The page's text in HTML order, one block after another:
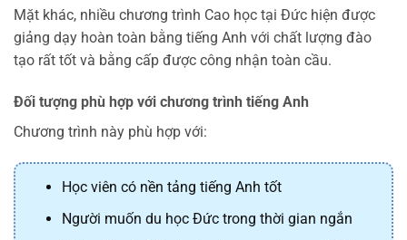
Mặt khác, nhiều chương trình Cao học tại Đức hiện được
giảng dạy hoàn toàn bằng tiếng Anh với chất lượng đào
tạo rất tốt và bằng cấp được công nhận toàn cầu.
Đối tượng phù hợp với chương trình tiếng Anh
Chương trình này phù hợp với:
Học viên có nền tảng tiếng Anh tốt
Người muốn du học Đức trong thời gian ngắn